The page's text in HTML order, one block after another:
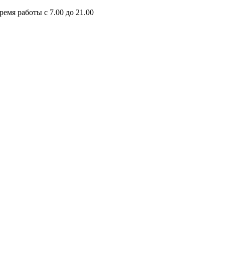
работы с 7.00 до 21.00